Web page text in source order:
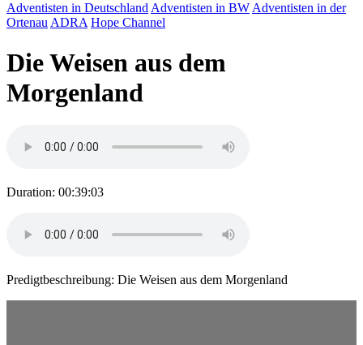
Adventisten in Deutschland Adventisten in BW Adventisten in der
Ortenau ADRA Hope Channel
Die Weisen aus dem
Morgenland
Duration: 00:39:03
Predigtbeschreibung: Die Weisen aus dem Morgenland